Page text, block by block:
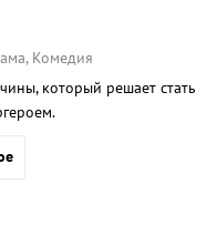
Комедия
который решает стать